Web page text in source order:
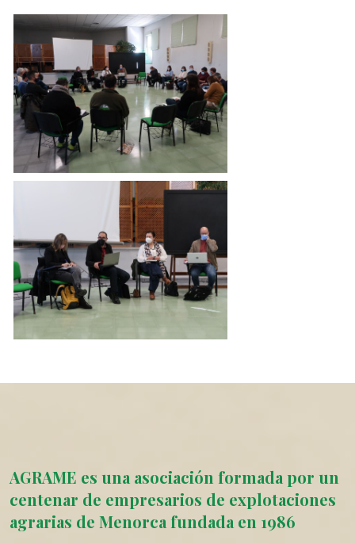
AGRAME es una asociación formada por un
centenar de empresarios de explotaciones
agrarias de Menorca fundada en 1986